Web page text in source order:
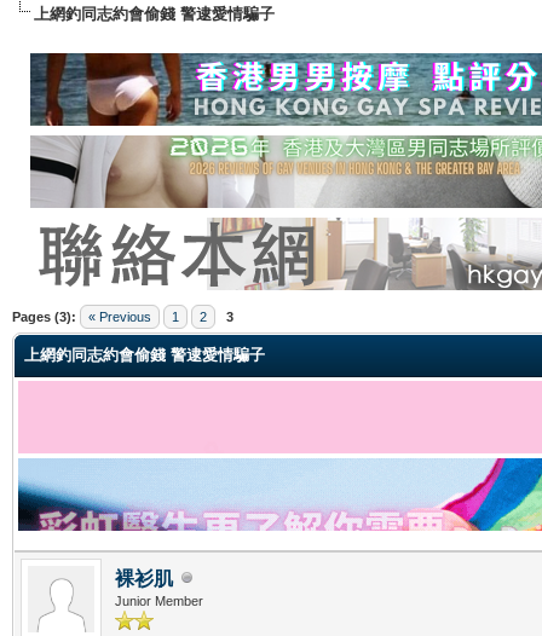
上網釣同志約會偷錢 警逮愛情騙子
Pages (3): « Previous 1 2 3
上網釣同志約會偷錢 警逮愛情騙子
裸衫肌
Junior Member